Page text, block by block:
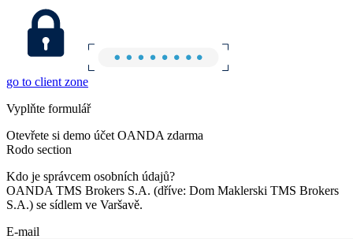
go to client zone
Vyplňte formulář
Otevřete si demo účet OANDA zdarma
Rodo section
Kdo je správcem osobních údajů?
OANDA TMS Brokers S.A. (dříve: Dom Maklerski TMS Brokers
S.A.) se sídlem ve Varšavě.
E-mail